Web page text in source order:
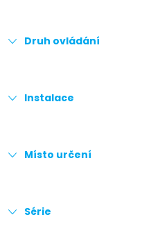
Druh ovládání
Instalace
Místo určení
Série